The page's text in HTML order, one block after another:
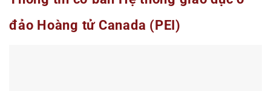
đảo Hoàng tử Canada (PEI)